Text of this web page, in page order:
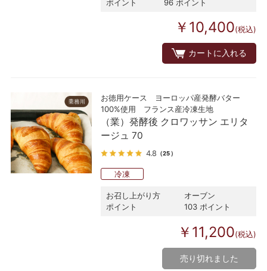
ポイント 96 ポイント
￥10,400(税込)
カートに入れる
お徳用ケース ヨーロッパ産発酵バター
100%使用 フランス産冷凍生地
（業）発酵後 クロワッサン エリタ
ージュ 70
4.8 （25）
冷凍
お召し上がり方
オーブン
ポイント
103 ポイント
￥11,200(税込)
売り切れました